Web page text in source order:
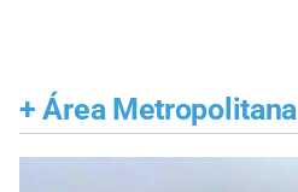
+ Área Metropolitana